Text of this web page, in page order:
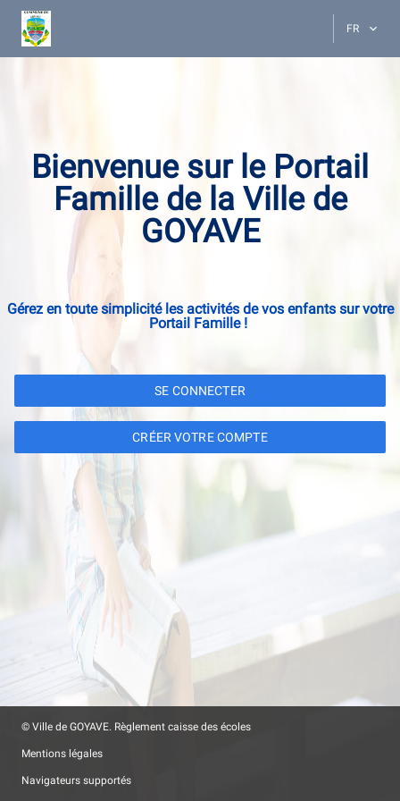
FR
Bienvenue sur le Portail
Famille de la Ville de
GOYAVE
Gérez en toute simplicité les activités de vos enfants sur votre
Portail Famille !
SE CONNECTER
CRÉER VOTRE COMPTE
© Ville de GOYAVE. Règlement caisse des écoles
Mentions légales
Navigateurs supportés